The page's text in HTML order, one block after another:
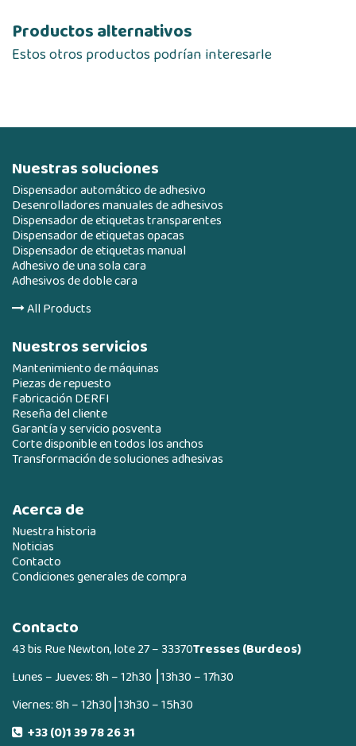
Productos alternativos
Estos otros productos podrían interesarle
Nuestras soluciones
Dispensador automático de adhesivo
Desenrolladores manuales de adhesivos
Dispensador de etiquetas transparentes
Dispensador de etiquetas opacas
Dispensador de etiquetas manual
Adhesivo de una sola cara
Adhesivos de doble cara
All Products
Nuestros servicios
Mantenimiento de máquinas
Piezas de repuesto
Fabricación DERFI
Reseña del cliente
Garantía y servicio posventa
Corte disponible en todos los anchos
Transformación de soluciones adhesivas
Acerca de
Nuestra historia
Noticias
Contacto
Condiciones generales de compra
Contacto
43 bis Rue Newton, lote 27 – 33370Tresses (Burdeos)
Lunes – Jueves: 8h – 12h30 ⎮13h30 – 17h30
Viernes: 8h – 12h30⎮13h30 – 15h30
+33 (0)1 39 78 26 31